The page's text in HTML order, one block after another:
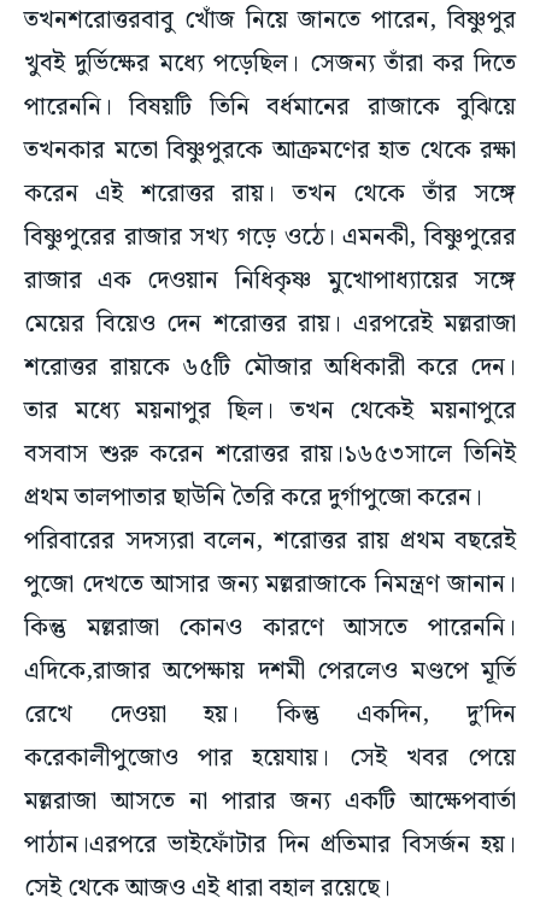
তখনশরোত্তরবাবু খোঁজ নিয়ে জানতে পারেন, বিষ্ণুপুর
খুবই দুর্ভিক্ষের মধ্যে পড়েছিল। সেজন্য তাঁরা কর দিতে
পারেননি। বিষয়টি তিনি বর্ধমানের রাজাকে বুঝিয়ে
তখনকার মতো বিষ্ণুপুরকে আক্রমণের হাত থেকে রক্ষা
করেন এই শরোত্তর রায়। তখন থেকে তাঁর সঙ্গে
বিষ্ণুপুরের রাজার সখ্য গড়ে ওঠে। এমনকী, বিষ্ণুপুরের
রাজার এক দেওয়ান নিধিকৃষ্ণ মুখোপাধ্যায়ের সঙ্গে
মেয়ের বিয়েও দেন শরোত্তর রায়। এরপরেই মল্লরাজা
শরোত্তর রায়কে ৬৫টি মৌজার অধিকারী করে দেন।
তার মধ্যে ময়নাপুর ছিল। তখন থেকেই ময়নাপুরে
বসবাস শুরু করেন শরোত্তর রায়।১৬৫৩সালে তিনিই
প্রথম তালপাতার ছাউনি তৈরি করে দুর্গাপুজো করেন।
পরিবারের সদস্যরা বলেন, শরোত্তর রায় প্রথম বছরেই
পুজো দেখতে আসার জন্য মল্লরাজাকে নিমন্ত্রণ জানান।
কিন্তু মল্লরাজা কোনও কারণে আসতে পারেননি।
এদিকে,রাজার অপেক্ষায় দশমী পেরলেও মণ্ডপে মূর্তি
রেখে দেওয়া হয়। কিন্তু একদিন, দু’দিন
করেকালীপুজোও পার হয়েযায়। সেই খবর পেয়ে
মল্লরাজা আসতে না পারার জন্য একটি আক্ষেপবার্তা
পাঠান।এরপরে ভাইফোঁটার দিন প্রতিমার বিসর্জন হয়।
সেই থেকে আজও এই ধারা বহাল রয়েছে।